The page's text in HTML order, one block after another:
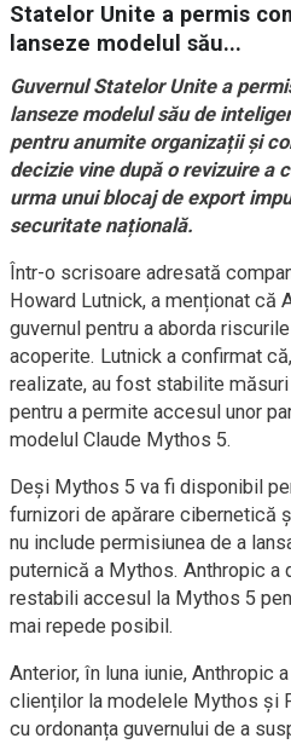
Statelor Unite a permis
lanseze modelul său...
Guvernul Statelor Unite a
lanseze modelul său de
pentru anumite organizații și
decizie vine după o revizuire a
urma unui blocaj de export
securitate națională.
Într-o scrisoare adresată
Howard Lutnick, a menționat că
guvernul pentru a aborda
acoperite. Lutnick a confirmat
realizate, au fost stabilite
pentru a permite accesul unor
modelul Claude Mythos 5.
Deși Mythos 5 va fi disponibil
furnizori de apărare cibernetică
nu include permisiunea de a
puternică a Mythos. Anthropic a
restabili accesul la Mythos 5
mai repede posibil.
Anterior, în luna iunie, Anthropic
clienților la modelele Mythos și
cu ordonanța guvernului de a